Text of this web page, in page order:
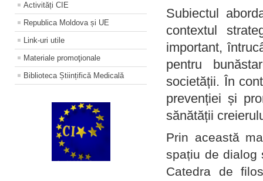
Activități CIE
Republica Moldova și UE
Link-uri utile
Materiale promoţionale
Biblioteca Științifică Medicală
Subiectul
contextul
important,
pentru
societății. În
prevenției și
sănătății
Prin această
spațiu de dialog
Catedra de